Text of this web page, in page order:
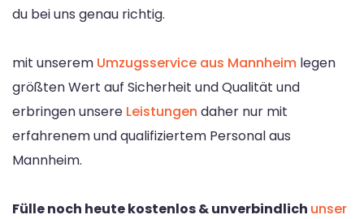
du bei uns genau richtig.
mit unserem Umzugsservice aus Mannheim legen
größten Wert auf Sicherheit und Qualität und
erbringen unsere Leistungen daher nur mit
erfahrenem und qualifiziertem Personal aus
Mannheim.
Fülle noch heute kostenlos & unverbindlich unser